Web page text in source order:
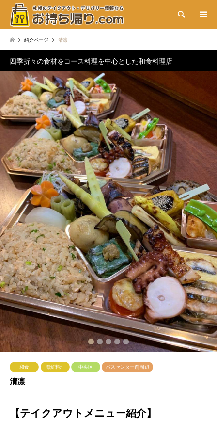
検索
紹介ページ 清凛
四季折々の食材をコース料理を中心とした和食料理店
2 3 4
和食 海鮮料理 中央区 バスセンター前周辺
清凛
【テイクアウトメニュー紹介】